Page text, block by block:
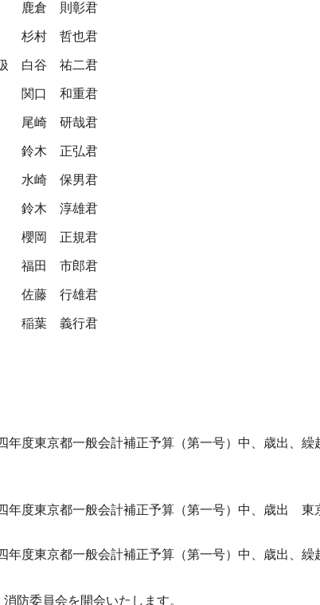
鹿倉 則彰君
杉村 哲也君
白谷 祐二君
関口 和重君
尾崎 研哉君
鈴木 正弘君
水崎 保男君
鈴木 淳雄君
櫻岡 正規君
福田 市郎君
佐藤 行雄君
稲葉 義行君
東京都一般会計補正予算（第一号）中、歳出、
東京都一般会計補正予算（第一号）中、歳出 東
東京都一般会計補正予算（第一号）中、歳出、繰
防委員会を開会いたします。